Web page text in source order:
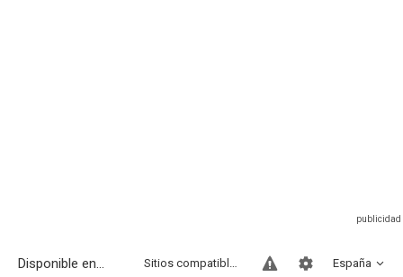
Disponible en... España
Sitios compatibles